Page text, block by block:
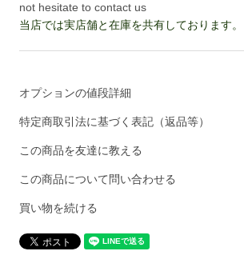
not hesitate to contact us
当店では実店舗と在庫を共有しております。
オプションの値段詳細
特定商取引法に基づく表記（返品等）
この商品を友達に教える
この商品について問い合わせる
買い物を続ける